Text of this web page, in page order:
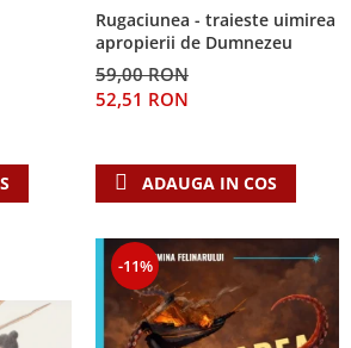
Rugaciunea - traieste uimirea
apropierii de Dumnezeu
59,00 RON
52,51 RON
ADAUGA IN COS
-11%